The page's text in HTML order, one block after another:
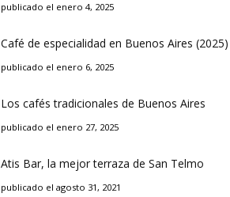
publicado el enero 4, 2025
Café de especialidad en Buenos Aires (2025)
publicado el enero 6, 2025
Los cafés tradicionales de Buenos Aires
publicado el enero 27, 2025
Atis Bar, la mejor terraza de San Telmo
publicado el agosto 31, 2021